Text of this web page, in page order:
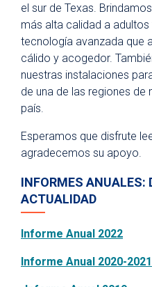
Awards and
Community First
University Medicine
University Health
Community
Community Health
Medical Staff
Newsroom
Public Notices and
Annual Reports
el sur de Texas.
más alta calidad a
tecnología avanzada que
cálido y acogedor.
nuestras instalaciones
de una de las regiones
país.
Esperamos que disfrute
agradecemos su apoyo.
INFORMES ANUALES:
ACTUALIDAD
Informe Anual 2022
Informe Anual 2020-2021